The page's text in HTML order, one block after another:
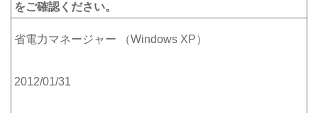
をご確認ください。
省電力マネージャー （Windows XP）
2012/01/31